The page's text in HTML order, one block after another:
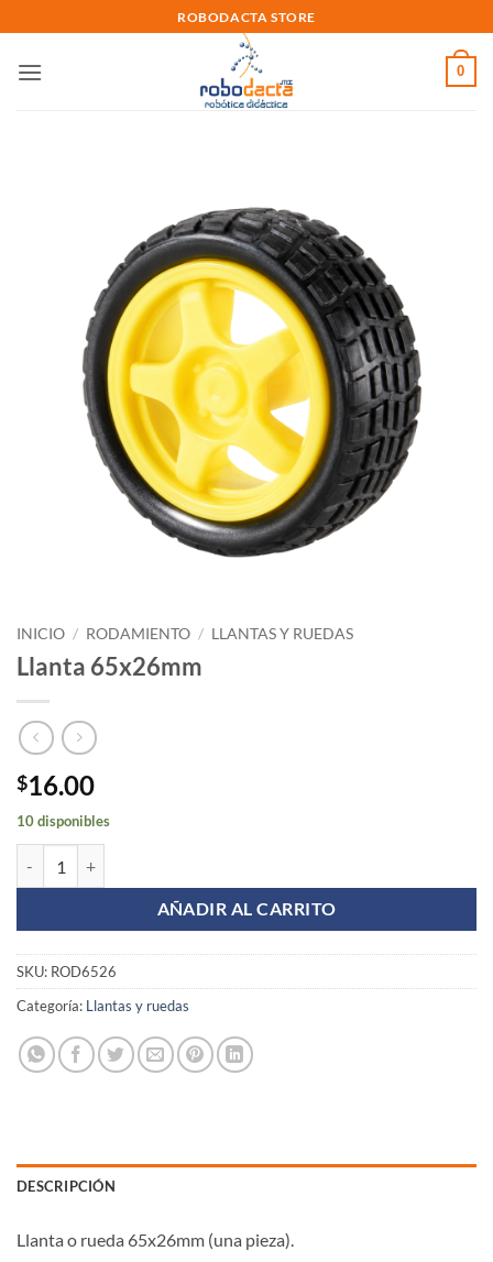
to
content
ROBODACTA STORE
0
INICIO / RODAMIENTO / LLANTAS Y RUEDAS
Llanta 65x26mm
$16.00
10 disponibles
AÑADIR AL CARRITO
SKU: ROD6526
Categoría: Llantas y ruedas
DESCRIPCIÓN
Llanta o rueda 65x26mm (una pieza).